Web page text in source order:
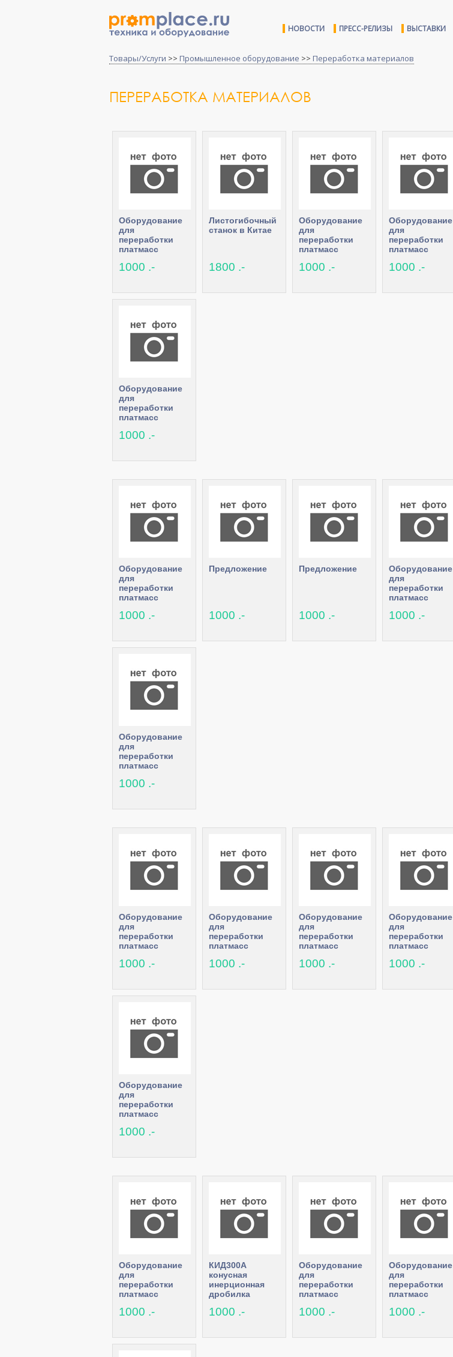
НОВОСТИ ПРЕСС-РЕЛИЗЫ ВЫСТАВКИ
Товары/Услуги >> Промышленное оборудование >> Переработка материалов
ПЕРЕРАБОТКА МАТЕРИАЛОВ
Оборудование
для
переработки
платмасс
1000 .-
Листогибочный
станок в Китае
1800 .-
Оборудование
для
переработки
платмасс
1000 .-
Оборудование
для
переработки
платмасс
1000 .-
Оборудование
для
переработки
платмасс
1000 .-
Оборудование
для
переработки
платмасс
1000 .-
Предложение
1000 .-
Предложение
1000 .-
Оборудование
для
переработки
платмасс
1000 .-
Оборудование
для
переработки
платмасс
1000 .-
Оборудование
для
переработки
платмасс
1000 .-
Оборудование
для
переработки
платмасс
1000 .-
Оборудование
для
переработки
платмасс
1000 .-
Оборудование
для
переработки
платмасс
1000 .-
Оборудование
для
переработки
платмасс
1000 .-
Оборудование
для
переработки
платмасс
1000 .-
КИД300А
конусная
инерционная
дробилка
1000 .-
Оборудование
для
переработки
платмасс
1000 .-
Оборудование
для
переработки
платмасс
1000 .-